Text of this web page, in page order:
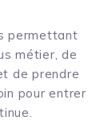
permettant
métier, de
de prendre
pour entrer